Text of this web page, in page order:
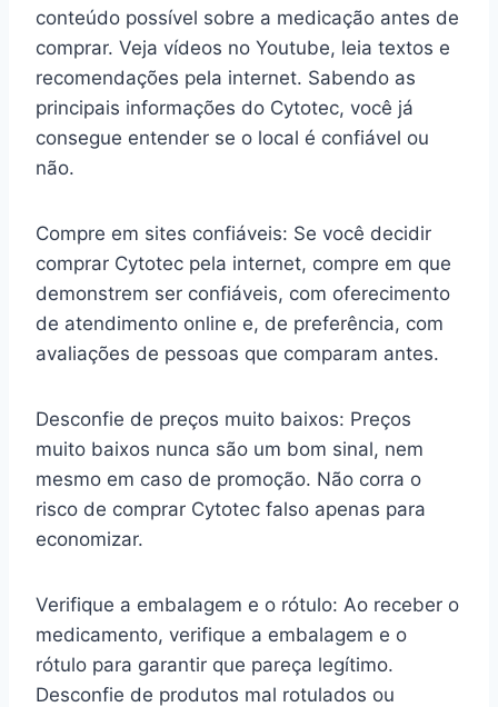
conteúdo possível sobre a medicação antes de
comprar. Veja vídeos no Youtube, leia textos e
recomendações pela internet. Sabendo as
principais informações do Cytotec, você já
consegue entender se o local é confiável ou
não.
Compre em sites confiáveis: Se você decidir
comprar Cytotec pela internet, compre em que
demonstrem ser confiáveis, com oferecimento
de atendimento online e, de preferência, com
avaliações de pessoas que comparam antes.
Desconfie de preços muito baixos: Preços
muito baixos nunca são um bom sinal, nem
mesmo em caso de promoção. Não corra o
risco de comprar Cytotec falso apenas para
economizar.
Verifique a embalagem e o rótulo: Ao receber o
medicamento, verifique a embalagem e o
rótulo para garantir que pareça legítimo.
Desconfie de produtos mal rotulados ou